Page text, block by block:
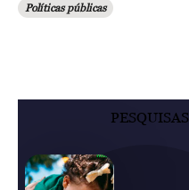
Políticas públicas
PESQUISAS